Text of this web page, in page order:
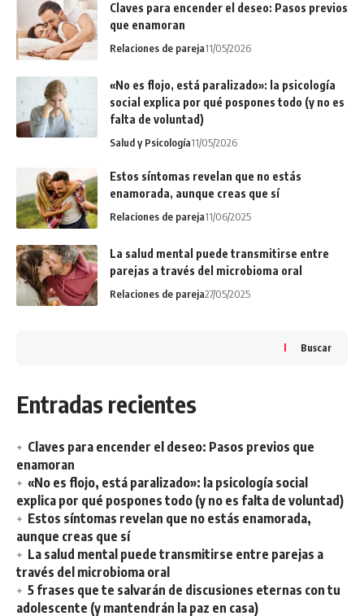
Claves para encender el deseo: Pasos previos
que enamoran
Relaciones de pareja11/05/2026
«No es flojo, está paralizado»: la psicología
social explica por qué pospones todo (y no es
falta de voluntad)
Salud y Psicología11/05/2026
Estos síntomas revelan que no estás
enamorada, aunque creas que sí
Relaciones de pareja11/06/2025
La salud mental puede transmitirse entre
parejas a través del microbioma oral
Relaciones de pareja27/05/2025
Buscar
Entradas recientes
Claves para encender el deseo: Pasos previos que
enamoran
«No es flojo, está paralizado»: la psicología social
explica por qué pospones todo (y no es falta de voluntad)
Estos síntomas revelan que no estás enamorada,
aunque creas que sí
La salud mental puede transmitirse entre parejas a
través del microbioma oral
5 frases que te salvarán de discusiones eternas con tu
adolescente (y mantendrán la paz en casa)